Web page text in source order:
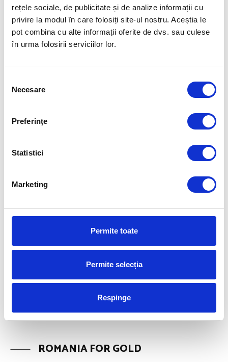
rețele sociale, de publicitate și de analize informații cu
privire la modul în care folosiți site-ul nostru. Aceștia le
pot combina cu alte informații oferite de dvs. sau culese
în urma folosirii serviciilor lor.
consimțământului
Necesare
Preferinţe
Statistici
Marketing
Permite toate
Permite selecția
Respinge
Sursa foto: Federatia Romana de Canotaj FB
Articolul precedent
CAMPIONATUL EUROPEAN
CALIFICAREA ÎN OPTIMILE DE
FINALĂ!
FUELLED BY
ROMANIA FOR GOLD